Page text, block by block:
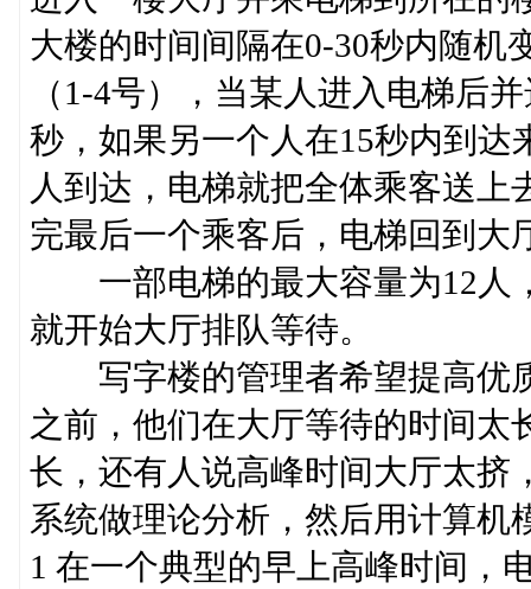
大楼的时间间隔在0-30秒内随机
（1-4号），当某人进入电梯后
秒，如果另一个人在15秒内到达
人到达，电梯就把全体乘客送
完最后一个乘客后，电梯回到大
一部电梯的最大容量为12人
就开始大厅排队等待。
写字楼的管理者希望提高优
之前，他们在大厅等待的时间太
长，还有人说高峰时间大厅太挤
系统做理论分析，然后用计算机
1 在一个典型的早上高峰时间，